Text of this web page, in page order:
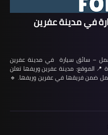
في مدينة عفرين
– سائق سيارة في مدينة عفرين
الموقع: مدينة عفرين وريفها تعلن
ضمن فريقها في عفرين وريفها. 🔹